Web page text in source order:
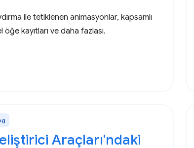
ile tetiklenen animasyonlar, kapsamlı
öğe kayıtları ve daha fazlası.
Araçları'ndaki